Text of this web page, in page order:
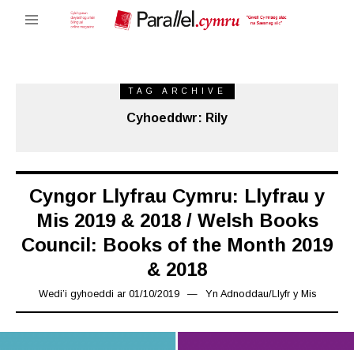
TAG ARCHIVE
Cyhoeddwr: Rily
Cyngor Llyfrau Cymru: Llyfrau y
Mis 2019 & 2018 / Welsh Books
Council: Books of the Month 2019
& 2018
Wedi’i gyhoeddi ar 01/10/201901/11/2019
Yn Adnoddau/Llyfr y Mis